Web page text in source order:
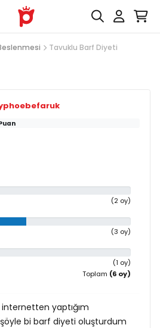
Tavuklu Barf Diyeti
(2 oy)
(3 oy)
(1 oy)
Toplam (6 oy)
yaptığım
bi barf diyeti oluşturdum